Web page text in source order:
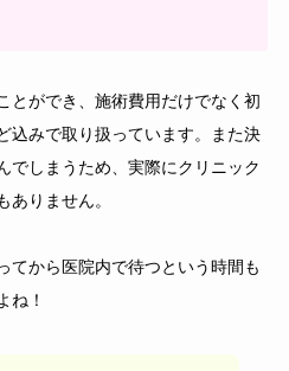
とができ、施術費用だけでなく初
込みで取り扱っています。また決
でしまうため、実際にクリニック
ありません。
てから医院内で待つという時間も
ね！